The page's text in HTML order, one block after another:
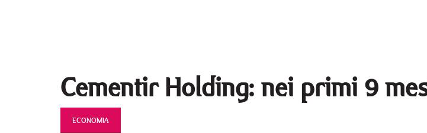
Cementir Holding: nei primi 9
ECONOMIA